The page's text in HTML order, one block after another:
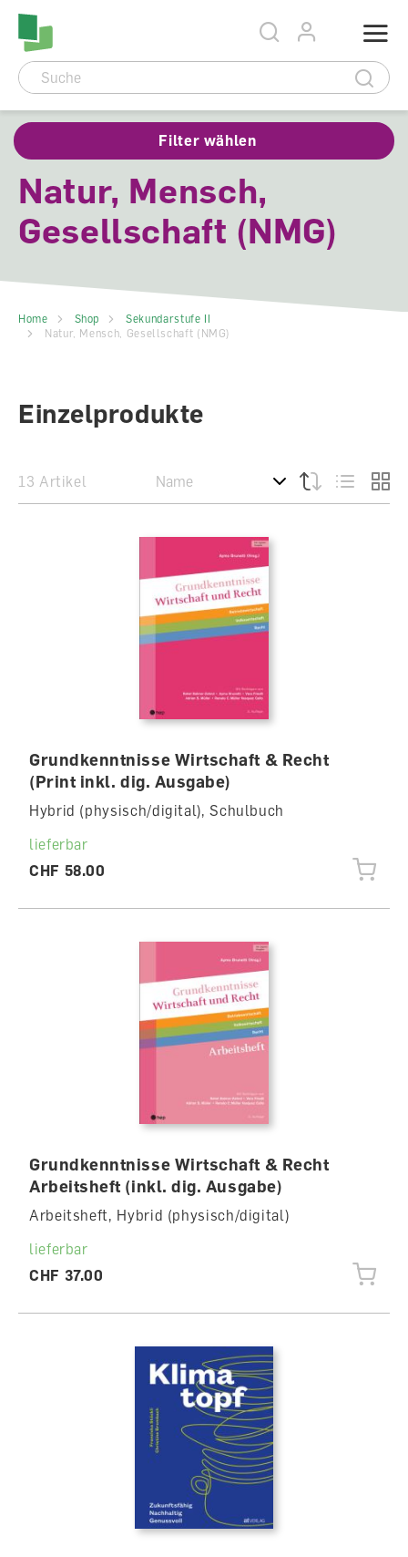
Accesskey Navigation
Seitenanfang
Direkt
Hauptnavigation
Direkt
zum
Hauptinhalt
Direkt
zum
Direkt
Suche
Natur, Mensch,
Gesellschaft (NMG)
Home Shop
Sekundarstufe II
Natur, Mensch, Gesellschaft (NMG)
Filter wählen
Einzelprodukte
13 Artikel
Grundkenntnisse Wirtschaft & Recht
(Print inkl. dig. Ausgabe)
Hybrid (physisch/digital), Schulbuch
lieferbar
CHF 58.00
Grundkenntnisse Wirtschaft & Recht
Arbeitsheft (inkl. dig. Ausgabe)
Arbeitsheft, Hybrid (physisch/digital)
lieferbar
CHF 37.00